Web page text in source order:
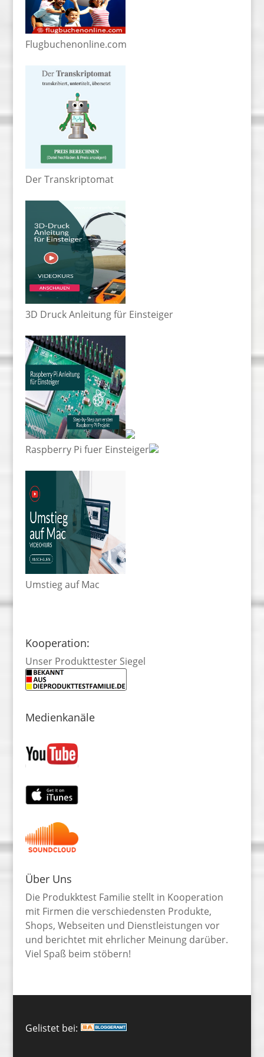
Flugbuchenonline.com
Der Transkriptomat
3D Druck Anleitung für Einsteiger
Raspberry Pi fuer Einsteiger
Umstieg auf Mac
Kooperation:
Unser Produkttester Siegel
Medienkanäle
Über Uns
Die Produkktest Familie stellt in Kooperation
mit Firmen die verschiedensten Produkte,
Shops, Webseiten und Dienstleistungen vor
und berichtet mit ehrlicher Meinung darüber.
Viel Spaß beim stöbern!
Gelistet bei: